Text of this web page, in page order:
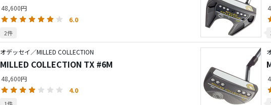
48,600円
6.0
2件
オデッセイ／MILLED COLLECTION
MILLED COLLECTION TX #6M
48,600円
4.0